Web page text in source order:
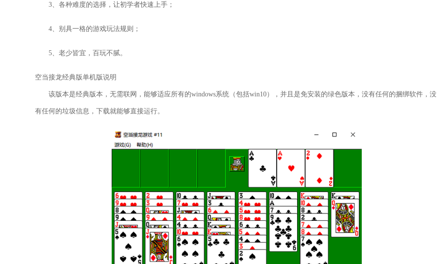
3、各种难度的选择，让初学者快速上手；
4、别具一格的游戏玩法规则；
5、老少皆宜，百玩不腻。
空当接龙经典版单机版说明
该版本是经典版本，无需联网，能够适应所有的windows系统（包括win10），并且是免安装的绿色版本，没有任何的捆绑软件，没
有任何的垃圾信息，下载就能够直接运行。